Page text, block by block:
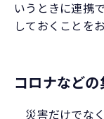
いうときに連携
しておくことを
コロナなど
災害だけでな